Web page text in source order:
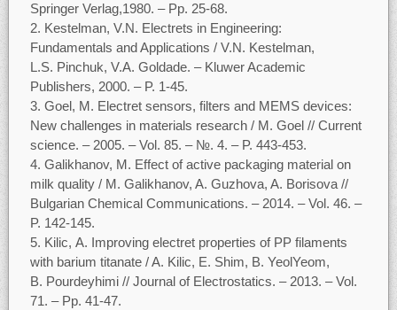
Springer Verlag,1980. ‒ Pp. 25-68.
Kestelman, V.N. Electrets in Engineering:
Fundamentals and Applications / V.N. Kestelman,
L.S. Pinchuk, V.A. Goldade. ‒ Kluwer Academic
Publishers, 2000. ‒ P. 1-45.
Goel, M. Electret sensors, filters and MEMS devices:
New challenges in materials research / M. Goel // Current
science. ‒ 2005. ‒ Vol. 85. ‒ №. 4. ‒ P. 443-453.
Galikhanov, M. Effect of active packaging material on
milk quality / M. Galikhanov, A. Guzhova, A. Borisova //
Bulgarian Chemical Communications. ‒ 2014. ‒ Vol. 46. ‒
P. 142-145.
Kilic, A. Improving electret properties of PP filaments
with barium titanate / A. Kilic, E. Shim, B. YeolYeom,
B. Pourdeyhimi // Journal of Electrostatics. ‒ 2013. ‒ Vol.
71. ‒ Pp. 41-47.